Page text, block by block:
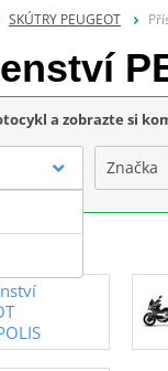
SKÚTRY PEUGEOT
a zobrazte si
Značka